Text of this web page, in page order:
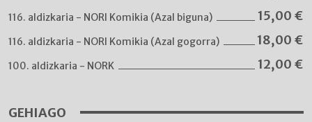
116. aldizkaria - NORI Komikia (Azal biguna) 15,00 €
116. aldizkaria - NORI Komikia (Azal gogorra) 18,00 €
100. aldizkaria - NORK 12,00 €
GEHIAGO